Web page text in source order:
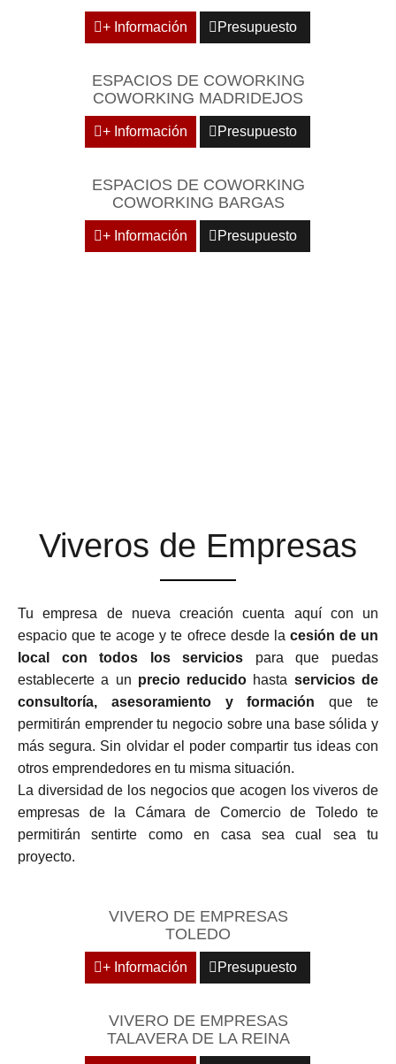
+ Información Presupuesto
ESPACIOS DE COWORKING
COWORKING MADRIDEJOS
+ Información Presupuesto
ESPACIOS DE COWORKING
COWORKING BARGAS
+ Información Presupuesto
Viveros de Empresas
Tu empresa de nueva creación cuenta aquí con un
espacio que te acoge y te ofrece desde la cesión de un
local con todos los servicios para que puedas
establecerte a un precio reducido hasta servicios de
consultoría, asesoramiento y formación que te
permitirán emprender tu negocio sobre una base sólida y
más segura. Sin olvidar el poder compartir tus ideas con
otros emprendedores en tu misma situación.
La diversidad de los negocios que acogen los viveros de
empresas de la Cámara de Comercio de Toledo te
permitirán sentirte como en casa sea cual sea tu
proyecto.
VIVERO DE EMPRESAS
TOLEDO
+ Información Presupuesto
VIVERO DE EMPRESAS
TALAVERA DE LA REINA